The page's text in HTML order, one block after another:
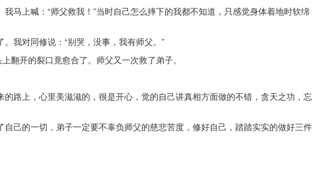
马上喊：“师父救我！”当时自己怎么摔下的我都不知道，只感觉身体着地时软绵
我对同修说：“别哭，没事，我有师父。”
翻开的裂口竟愈合了。师父又一次救了弟子。
路上，心里美滋滋的，很是开心，觉的自己讲真相方面做的不错，贪天之功，忘
己的一切，弟子一定要不辜负师父的慈悲苦度，修好自己，踏踏实实的做好三件